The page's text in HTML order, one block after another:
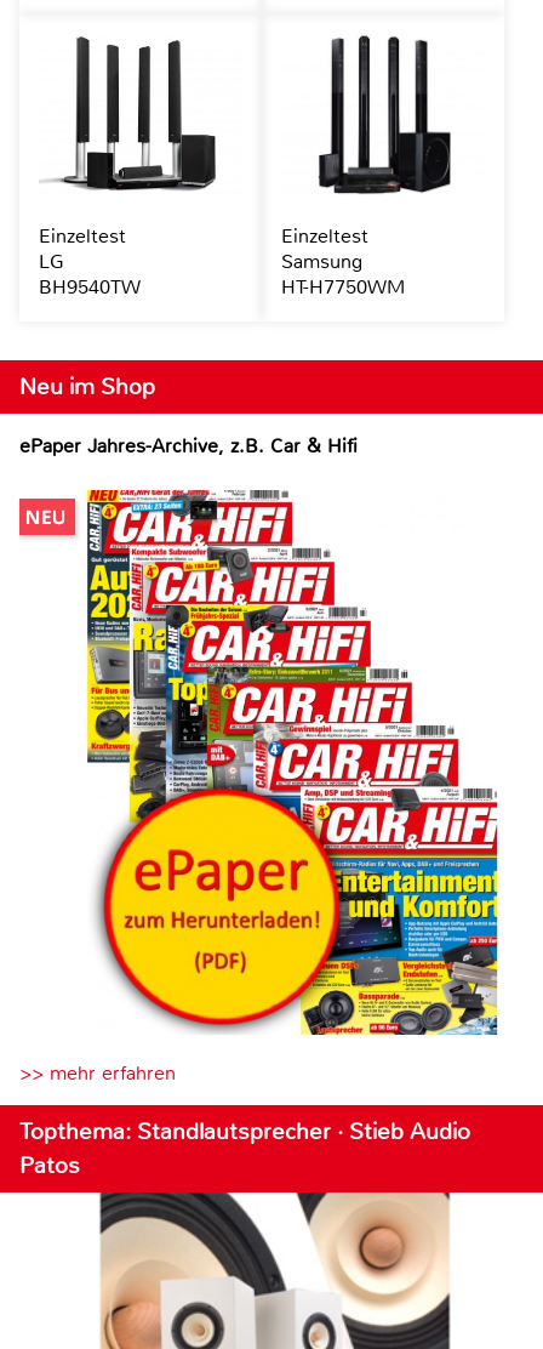
Neu im Shop
ePaper Jahres-Archive, z.B. Car & Hifi
>> mehr erfahren
Topthema: Standlautsprecher · Stieb Audio
Patos
Einzeltest
LG
BH9540TW
Einzeltest
Samsung
HT-H7750WM